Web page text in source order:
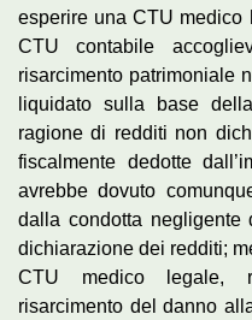
esperire una CTU medico
CTU contabile
risarcimento patrimoniale
liquidato sulla base
ragione di redditi non
fiscalmente dedotte
avrebbe dovuto
dalla condotta
dichiarazione dei redditi;
CTU medico legale,
risarcimento del danno